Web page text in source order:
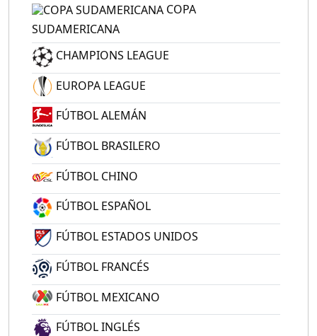
COPA
SUDAMERICANA
CHAMPIONS LEAGUE
EUROPA LEAGUE
FÚTBOL ALEMÁN
FÚTBOL BRASILERO
FÚTBOL CHINO
FÚTBOL ESPAÑOL
FÚTBOL ESTADOS UNIDOS
FÚTBOL FRANCÉS
FÚTBOL MEXICANO
FÚTBOL INGLÉS